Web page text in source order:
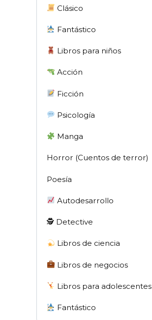
Clásico
Fantástico
Libros para niños
Acción
Ficción
Psicología
Manga
Horror (Cuentos de terror)
Poesía
Autodesarrollo
🕵 Detective
Libros de ciencia
Libros de negocios
Libros para adolescentes
Fantástico